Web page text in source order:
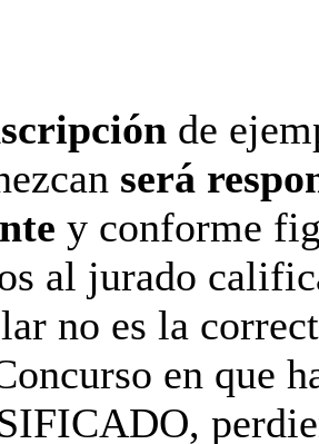
de
será
y conforme
al jurado
no es la
en que